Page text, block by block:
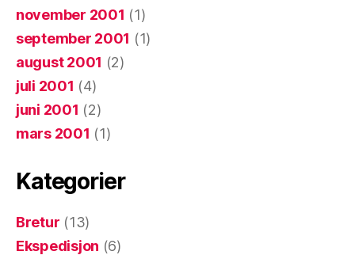
november 2001 (1)
september 2001 (1)
august 2001 (2)
juli 2001 (4)
juni 2001 (2)
mars 2001 (1)
Kategorier
Bretur (13)
Ekspedisjon (6)